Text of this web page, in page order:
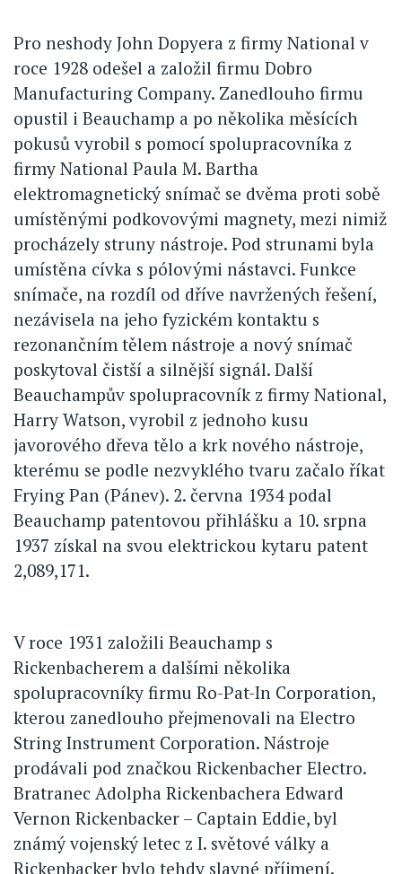
Pro neshody John Dopyera z firmy National v
roce 1928 odešel a založil firmu Dobro
Manufacturing Company. Zanedlouho firmu
opustil i Beauchamp a po několika měsících
pokusů vyrobil s pomocí spolupracovníka z
firmy National Paula M. Bartha
elektromagnetický snímač se dvěma proti sobě
umístěnými podkovovými magnety, mezi nimiž
procházely struny nástroje. Pod strunami byla
umístěna cívka s pólovými nástavci. Funkce
snímače, na rozdíl od dříve navržených řešení,
nezávisela na jeho fyzickém kontaktu s
rezonančním tělem nástroje a nový snímač
poskytoval čistší a silnější signál. Další
Beauchampův spolupracovník z firmy National,
Harry Watson, vyrobil z jednoho kusu
javorového dřeva tělo a krk nového nástroje,
kterému se podle nezvyklého tvaru začalo říkat
Frying Pan (Pánev). 2. června 1934 podal
Beauchamp patentovou přihlášku a 10. srpna
1937 získal na svou elektrickou kytaru patent
2,089,171.
V roce 1931 založili Beauchamp s
Rickenbacherem a dalšími několika
spolupracovníky firmu Ro-Pat-In Corporation,
kterou zanedlouho přejmenovali na Electro
String Instrument Corporation. Nástroje
prodávali pod značkou Rickenbacher Electro.
Bratranec Adolpha Rickenbachera Edward
Vernon Rickenbacker – Captain Eddie, byl
známý vojenský letec z I. světové války a
Rickenbacker bylo tehdy slavné příjmení.